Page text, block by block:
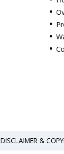
DISCLAIMER &